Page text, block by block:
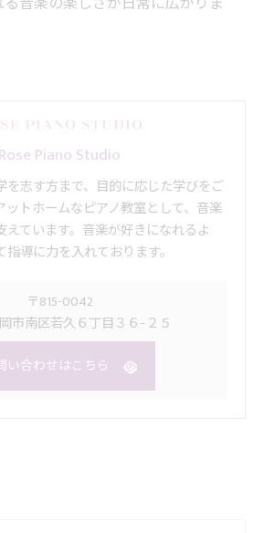
Rose Piano Studio
を志す方まで、目的に応じた学びをご
ットホームなピアノ教室として、音楽
えています。音楽が好きになれるよ
導に力を入れております。
〒815-0042
市南区若久６丁目３６−２５
い合わせはこちら